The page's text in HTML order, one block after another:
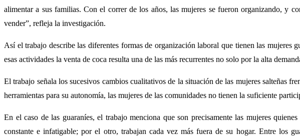
alimentar a sus familias. Con el correr de los años, las mujeres se fueron organizando, y
vender”, refleja la investigación.
Así el trabajo describe las diferentes formas de organización laboral que tienen las mujeres
esas actividades la venta de coca resulta una de las más recurrentes no solo por la alta
El trabajo señala los sucesivos cambios cualitativos de la situación de las mujeres salteñas
herramientas para su autonomía, las mujeres de las comunidades no tienen la suficiente
En el caso de las guaraníes, el trabajo menciona que son precisamente las mujeres
constante e infatigable; por el otro, trabajan cada vez más fuera de su hogar. Entre los